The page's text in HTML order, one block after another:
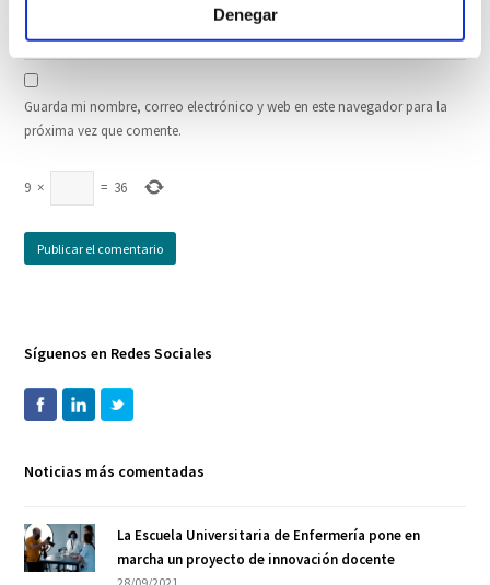
Denegar
Guarda mi nombre, correo electrónico y web en este navegador para la
próxima vez que comente.
9 × = 36
Síguenos en Redes Sociales
Noticias más comentadas
La Escuela Universitaria de Enfermería pone en
marcha un proyecto de innovación docente